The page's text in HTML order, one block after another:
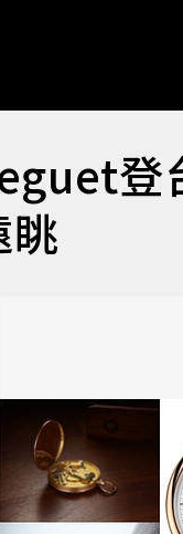
登
眺